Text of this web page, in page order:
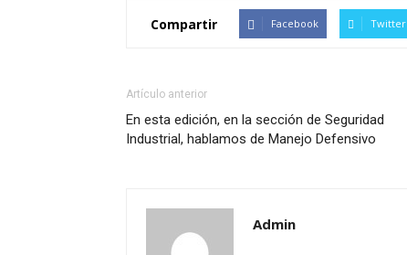
Compartir Facebook Twitter
Artículo anterior
En esta edición, en la sección de Seguridad
Industrial, hablamos de Manejo Defensivo
Admin